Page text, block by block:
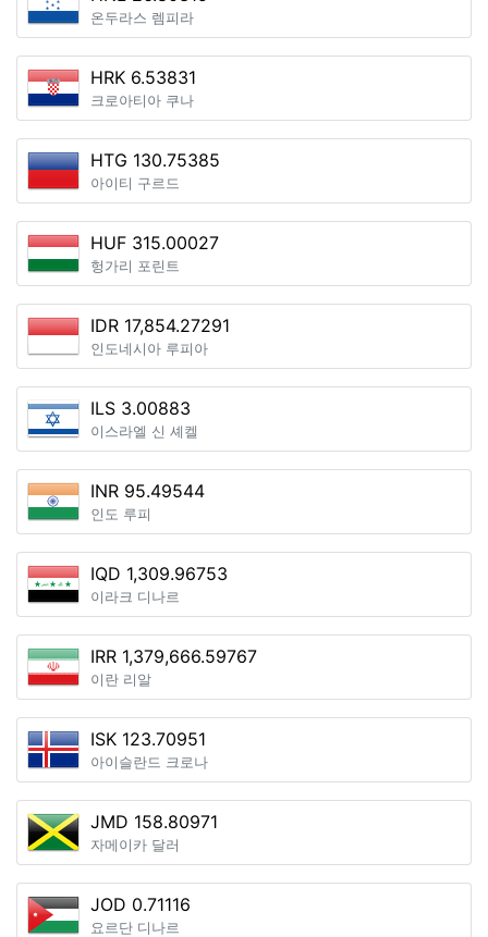
온두라스 렘피라
HRK 6.53831
크로아티아 쿠나
HTG 130.75385
아이티 구르드
HUF 315.00027
헝가리 포린트
IDR 17,854.27291
인도네시아 루피아
ILS 3.00883
이스라엘 신 셰켈
INR 95.49544
인도 루피
IQD 1,309.96753
이라크 디나르
IRR 1,379,666.59767
이란 리알
ISK 123.70951
아이슬란드 크로나
JMD 158.80971
자메이카 달러
JOD 0.71116
요르단 디나르